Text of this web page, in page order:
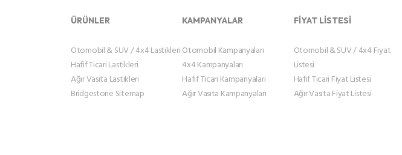
ÜRÜNLER
Otomobil & SUV / 4x4 Lastikleri
Hafif Ticari Lastikleri
Ağır Vasıta Lastikleri
Bridgestone Sitemap
KAMPANYALAR
Otomobil Kampanyaları
4x4 Kampanyaları
Hafif Ticari Kampanyaları
Ağır Vasıta Kampanyaları
FİYAT LİSTESİ
Otomobil & SUV / 4x4 Fiyat
Listesi
Hafif Ticari Fiyat Listesi
Ağır Vasıta Fiyat Listesi